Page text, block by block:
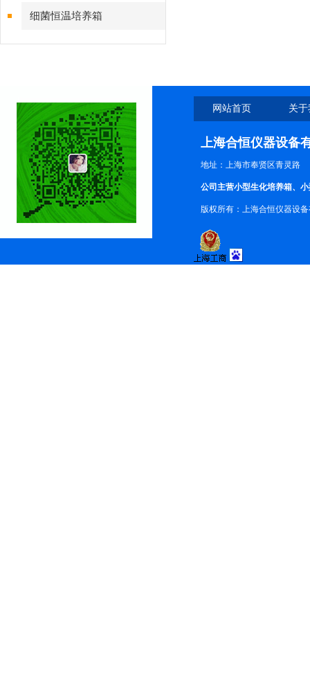
细菌恒温培养箱
网站首页 关
上海合恒仪器设备
地址：上海市奉贤区青灵路
公司主营小型生化培养箱、
版权所有：上海合恒仪器设